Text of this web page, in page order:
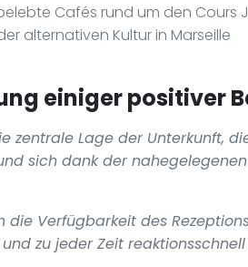
Cafés rund um den Cours
alternativen Kultur in Marseille
einiger positiver
zentrale Lage der Unterkunft,
sich dank der
die Verfügbarkeit des
zu jeder Zeit